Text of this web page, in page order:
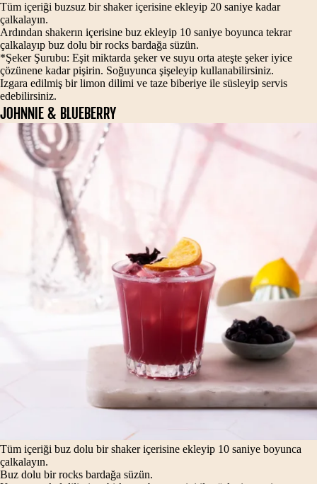
Tüm içeriği buzsuz bir shaker içerisine ekleyip 20 saniye kadar
çalkalayın.
Ardından shakerın içerisine buz ekleyip 10 saniye boyunca tekrar
çalkalayıp buz dolu bir rocks bardağa süzün.
*Şeker Şurubu: Eşit miktarda şeker ve suyu orta ateşte şeker iyice
çözünene kadar pişirin. Soğuyunca şişeleyip kullanabilirsiniz.
Izgara edilmiş bir limon dilimi ve taze biberiye ile süsleyip servis
edebilirsiniz.
JOHNNIE & BLUEBERRY
Tüm içeriği buz dolu bir shaker içerisine ekleyip 10 saniye boyunca
çalkalayın.
Buz dolu bir rocks bardağa süzün.